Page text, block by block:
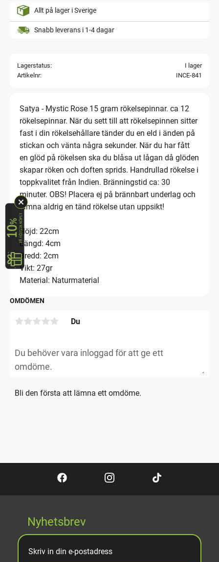
Allt på lager i Sverige
Snabb leverans i 1-4 dagar
Lagerstatus
I lager
Artikelnr
INCE-841
Satya - Mystic Rose 15 gram rökelsepinnar. ca 12
rökelsepinnar. När du sett till att rökelsepinnen sitter
fast i din rökelsehållare tänder du en eld i änden på
stickan och vänta några sekunder. När du har fått
en glöd på rökelsen ska du blåsa ut lågan då glöden
skapar röken och doften sprids. Handrullad rökelse i
toppkvalitet från Indien. Bränningstid ca: 30
minuter. OBS! Placera ej på brännbart underlag och
lämna aldrig en tänd rökelse utan uppsikt!
Höjd: 22cm
Längd: 4cm
Bredd: 2cm
Vikt: 27gr
Material: Naturmaterial
OMDÖMEN
Du
Bli den första att lämna ett omdöme.
Nyhetsbrev